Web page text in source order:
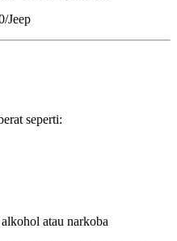
Jeep
seperti:
atau narkoba